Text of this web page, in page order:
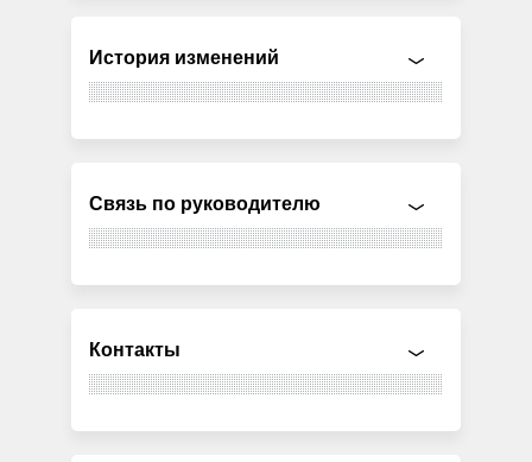
История изменений
Связь по руководителю
Контакты